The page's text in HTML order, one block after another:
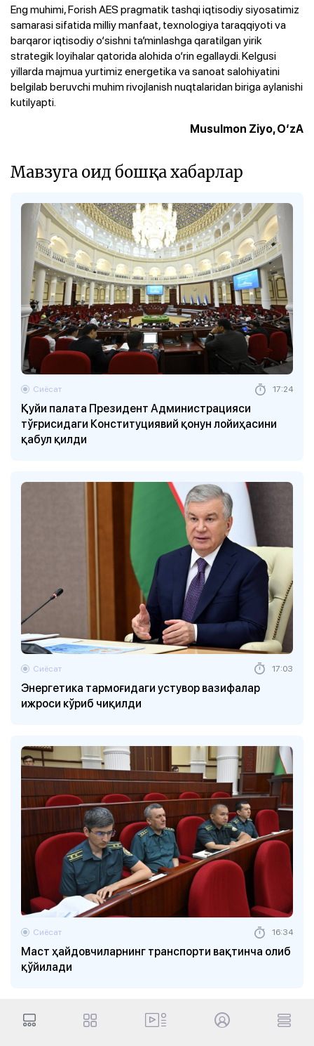
Eng muhimi, Forish AES pragmatik tashqi iqtisodiy siyosatimiz
samarasi sifatida milliy manfaat, texnologiya taraqqiyoti va
barqaror iqtisodiy o‘sishni ta’minlashga qaratilgan yirik
strategik loyihalar qatorida alohida o‘rin egallaydi. Kelgusi
yillarda majmua yurtimiz energetika va sanoat salohiyatini
belgilab beruvchi muhim rivojlanish nuqtalaridan biriga aylanishi
kutilyapti.
Musulmon Ziyo, O‘zA
Мавзуга оид бошқа хабарлар
Қуйи палата Президент Администрацияси
тўғрисидаги Конституциявий қонун лойиҳасини
қабул қилди
Сиёсат 17:24
Энергетика тармоғидаги устувор вазифалар
ижроси кўриб чиқилди
Сиёсат 17:03
Маст ҳайдовчиларнинг транспорти вақтинча олиб
қўйилади
Сиёсат 16:34